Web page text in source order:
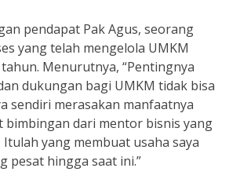
pendapat Pak Agus, seorang
yang telah mengelola UMKM
Menurutnya, “Pentingnya
dukungan bagi UMKM tidak bisa
sendiri merasakan manfaatnya
bimbingan dari mentor bisnis yang
yang membuat usaha saya
pesat hingga saat ini.”